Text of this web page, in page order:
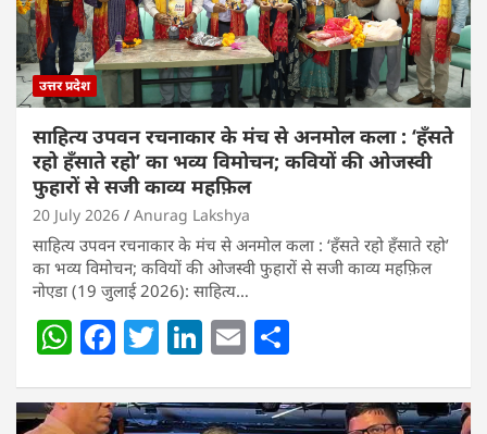
उत्तर प्रदेश
साहित्य उपवन रचनाकार के मंच से अनमोल कला : ‘हॅंसते
रहो हॅंसाते रहो’ का भव्य विमोचन; कवियों की ओजस्वी
फुहारों से सजी काव्य महफ़िल
20 July 2026 Anurag Lakshya
साहित्य उपवन रचनाकार के मंच से अनमोल कला : ‘हॅंसते रहो हॅंसाते रहो’
का भव्य विमोचन; कवियों की ओजस्वी फुहारों से सजी काव्य महफ़िल
नोएडा (19 जुलाई 2026): साहित्य…
W
at
F
c
T
itt
Li
k
E
ai ar